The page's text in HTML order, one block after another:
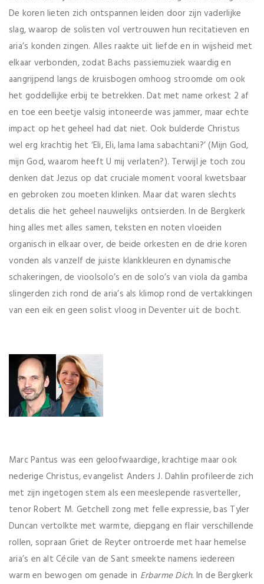
De koren lieten zich ontspannen leiden door zijn vaderlijke
slag, waarop de solisten vol vertrouwen hun recitatieven en
aria’s konden zingen. Alles raakte uit liefde en in wijsheid met
elkaar verbonden, zodat Bachs passiemuziek waardig en
aangrijpend langs de kruisbogen omhoog stroomde om ook
het goddellijke erbij te betrekken. Dat met name orkest 2 af
en toe een beetje valsig intoneerde was jammer, maar echte
impact op het geheel had dat niet. Ook bulderde Christus
wel erg krachtig het ‘Eli, Eli, lama lama sabachtani?’ (Mijn God,
mijn God, waarom heeft U mij verlaten?). Terwijl je toch zou
denken dat Jezus op dat cruciale moment vooral kwetsbaar
en gebroken zou moeten klinken. Maar dat waren slechts
detalis die het geheel nauwelijks ontsierden. In de Bergkerk
hing alles met alles samen, teksten en noten vloeiden
organisch in elkaar over, de beide orkesten en de drie koren
vonden als vanzelf de juiste klankkleuren en dynamische
schakeringen, de vioolsolo’s en de solo’s van viola da gamba
slingerden zich rond de aria’s als klimop rond de vertakkingen
van een eik en geen solist vloog in Deventer uit de bocht.
Marc Pantus was een geloofwaardige, krachtige maar ook
nederige Christus, evangelist Anders J. Dahlin profileerde zich
met zijn ingetogen stem als een meeslepende rasverteller,
tenor Robert M. Getchell zong met felle expressie, bas Tyler
Duncan vertolkte met warmte, diepgang en flair verschillende
rollen, sopraan Griet de Reyter ontroerde met haar hemelse
aria’s en alt Cécile van de Sant smeekte namens iedereen
warm en bewogen om genade in Erbarme Dich. In de Bergkerk